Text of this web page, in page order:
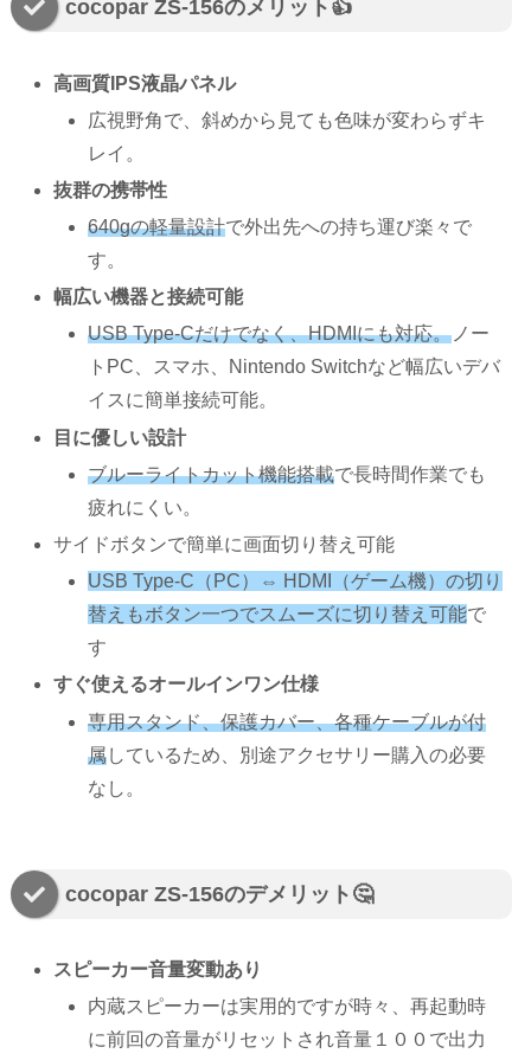
cocopar ZS-156のメリット👍
高画質IPS液晶パネル
広視野角で、斜めから見ても色味が変わらずキ
レイ。
抜群の携帯性
640gの軽量設計で外出先への持ち運び楽々で
す。
幅広い機器と接続可能
USB Type-Cだけでなく、HDMIにも対応。ノー
トPC、スマホ、Nintendo Switchなど幅広いデバ
イスに簡単接続可能。
目に優しい設計
ブルーライトカット機能搭載で長時間作業でも
疲れにくい。
サイドボタンで簡単に画面切り替え可能
USB Type-C（PC）⇔ HDMI
（ゲーム機）の切り
替えもボタン一つでスムーズに切り替え可能で
す
すぐ使えるオールインワン仕様
専用スタンド、保護カバー、各種ケーブルが付
属しているため、別途アクセサリー購入の必要
なし。
cocopar ZS-156のデメリット🤔
スピーカー音量変動あり
内蔵スピーカーは実用的ですが時々、再起動時
に前回の音量がリセットされ音量１００で出力